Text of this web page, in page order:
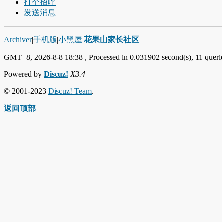
打个招呼
发送消息
Archiver|手机版|小黑屋|花果山家长社区
GMT+8, 2026-8-8 18:38 , Processed in 0.031902 second(s), 11
Powered by Discuz! X3.4
© 2001-2023 Discuz! Team.
返回顶部